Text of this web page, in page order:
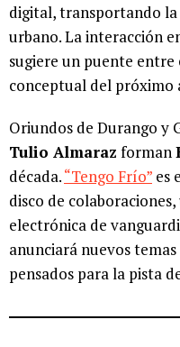
digital, transportando
urbano. La interacción
sugiere un puente entre
conceptual del próximo
Oriundos de Durango y
Tulio Almaraz forman
década.“Tengo Frío” es
disco de
electrónica de
anunciará nuevos
pensados para la pista